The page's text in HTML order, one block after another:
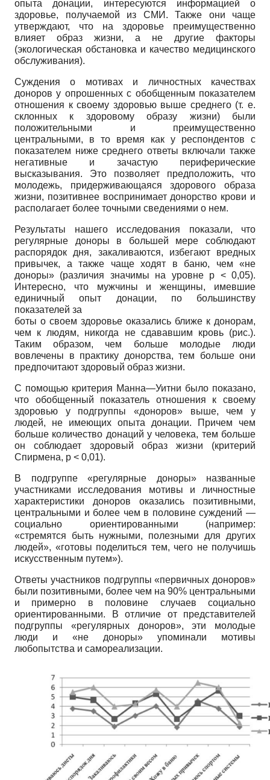
опыта донации, интересуются информацией о
здоровье, получаемой из СМИ. Также они чаще
утверждают, что на здоровье преимущественно
влияет образ жизни, а не другие факторы
(экологическая обстановка и качество медицинского
обслуживания).
Суждения о мотивах и личностных качествах
доноров у опрошенных с обобщенным показателем
отношения к своему здоровью выше среднего (т. е.
склонных к здоровому образу жизни) были
положительными и преимущественно
центральными, в то время как у респондентов с
показателем ниже среднего ответы включали также
негативные и зачастую периферические
высказывания. Это позволяет предположить, что
молодежь, придерживающаяся здорового образа
жизни, позитивнее воспринимает донорство крови и
располагает более точными сведениями о нем.
Результаты нашего исследования показали, что
регулярные доноры в большей мере соблюдают
распорядок дня, закаливаются, избегают вредных
привычек, а также чаще ходят в баню, чем «не
доноры» (различия значимы на уровне р < 0,05).
Интересно, что мужчины и женщины, имевшие
единичный опыт донации, по большинству
показателей за­
боты о своем здоровье оказались ближе к донорам,
чем к людям, никогда не сдававшим кровь (рис.).
Таким образом, чем больше молодые люди
вовлечены в практику донорства, тем больше они
предпочитают здоровый образ жизни.
С помощью критерия Манна—Уитни было показано,
что обобщенный показатель отношения к своему
здоровью у подгруппы «доноров» выше, чем у
людей, не имеющих опыта донации. Причем чем
больше количество донаций у человека, тем больше
он соблюдает здоровый образ жизни (критерий
Спирмена, р < 0,01).
В подгруппе «регулярные доноры» названные
участниками исследования мотивы и личностные
характеристики доноров оказались позитивными,
центральными и более чем в половине суждений —
социально ориентированными (например:
«стремятся быть нужными, полезными для других
людей», «готовы поделиться тем, чего не получишь
искусственным путем»).
Ответы участников подгруппы «первичных доноров»
были позитивными, более чем на 90% центральными
и примерно в половине случаев социально
ориентированными. В отличие от представителей
подгруппы «регулярных доноров», эти молодые
люди и «не доноры» упоминали мотивы
любопытства и самореализации.